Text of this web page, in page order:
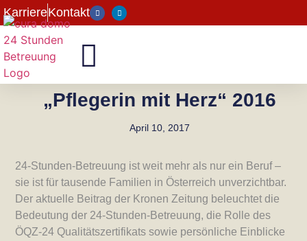
KarriereKontakt
„Pflegerin mit Herz“ 2016
April 10, 2017
24-Stunden-Betreuung ist weit mehr als nur ein Beruf –
sie ist für tausende Familien in Österreich unverzichtbar.
Der aktuelle Beitrag der Kronen Zeitung beleuchtet die
Bedeutung der 24-Stunden-Betreuung, die Rolle des
ÖQZ-24 Qualitätszertifikats sowie persönliche Einblicke